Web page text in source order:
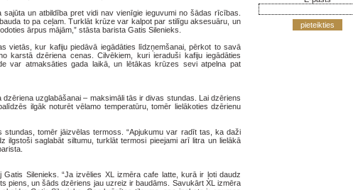
un atbildība pret vidi nav vienīgie ieguvumi no šādas rīcības.
to pa ceļam. Turklāt krūze var kalpot par stilīgu aksesuāru, un
ārpus mājām,” stāsta barista Gatis Silenieks.
vietās, kur kafiju piedāvā iegādāties līdzņemšanai, pērkot to savā
karstā dzēriena cenas. Cilvēkiem, kuri ieraduši kafiju iegādāties
var atmaksāties gada laikā, un lētākas krūzes sevi atpelna pat
uzglabāšanai – maksimāli tās ir divas stundas. Lai dzēriens
ilgāk noturēt vēlamo temperatūru, tomēr lielākoties dzērienu
tomēr jāizvēlas termoss. “Apjukumu var radīt tas, ka daži
saglabāt siltumu, turklāt termosi pieejami arī litra un lielākā
Silenieks. “Ja izvēlies XL izmēra cafe latte, kurā ir ļoti daudz
piens, un šāds dzēriens jau uzreiz ir baudāms. Savukārt XL izmēra
pieteikties